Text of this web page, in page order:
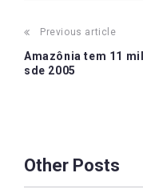
Post
navigation
Previous article
Amazônia tem 11
sde 2005
Other Posts